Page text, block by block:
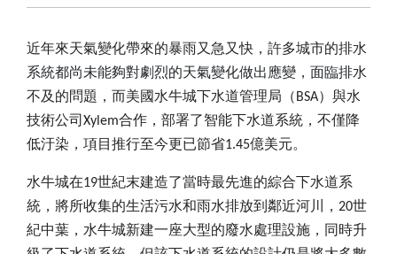
近年來天氣變化帶來的暴雨又急又快，許多城市的排水
系統都尚未能夠對劇烈的天氣變化做出應變，面臨排水
不及的問題，而美國水牛城下水道管理局（ BSA）與水
技術公司 Xylem合作，部署了智能下水道系統，不僅降
低汙染，項目推行至今更已節省1.45億美元。
水牛城在19世紀末建造了當時最先進的綜合下水道系
統，將所收集的生活污水和雨水排放到鄰近河川， 20世
紀中葉，水牛城新建一座大型的廢水處理設施，同時升